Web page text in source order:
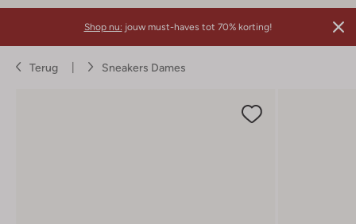
Shop nu: jouw must-haves tot 70% korting!
Terug Sneakers Dames